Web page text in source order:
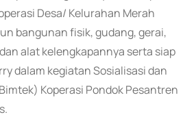
Desa/ Kelurahan Merah
bangunan fisik, gudang, gerai,
alat kelengkapannya serta siap
dalam kegiatan Sosialisasi dan
Koperasi Pondok Pesantren